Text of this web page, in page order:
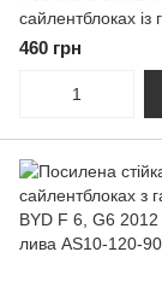
сайлентблоках із
BYD F 3 (2007)
460 грн